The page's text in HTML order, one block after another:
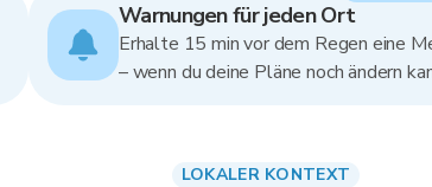
Warnungen für jeden Ort
Erhalte 15 min vor dem Regen eine
– wenn du deine Pläne noch ändern
LOKALER KONTEXT